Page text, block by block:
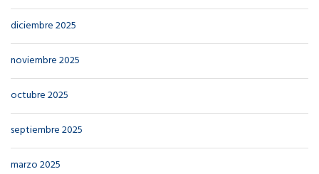
diciembre 2025
noviembre 2025
octubre 2025
septiembre 2025
marzo 2025